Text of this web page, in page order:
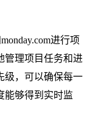
进行项
管理项目任务和进
级，可以确保每一
能够得到实时监